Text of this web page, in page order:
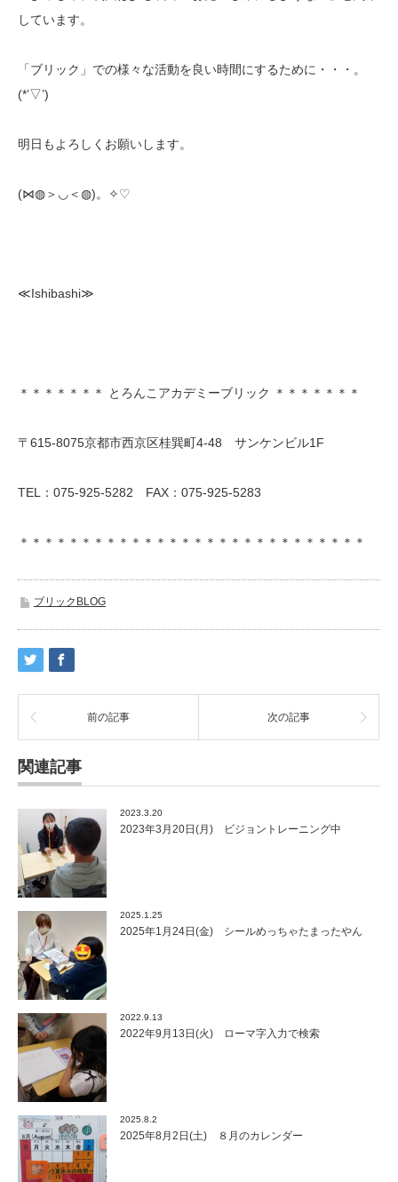
しています。
「ブリック」での様々な活動を良い時間にするために・・・。
(*’▽’)
明日もよろしくお願いします。
(⋈◍＞◡＜◍)。✧♡
≪Ishibashi≫
＊＊＊＊＊＊＊ とろんこアカデミーブリック ＊＊＊＊＊＊＊
〒615-8075京都市西京区桂巽町4-48 サンケンビル1F
TEL：075-925-5282 FAX：075-925-5283
＊＊＊＊＊＊＊＊＊＊＊＊＊＊＊＊＊＊＊＊＊＊＊＊＊＊＊＊
ブリックBLOG
前の記事 次の記事
関連記事
2023.3.20
2023年3月20日(月) ビジョントレーニング中
2025.1.25
2025年1月24日(金) シールめっちゃたまったやん
2022.9.13
2022年9月13日(火) ローマ字入力で検索
2025.8.2
2025年8月2日(土) ８月のカレンダー